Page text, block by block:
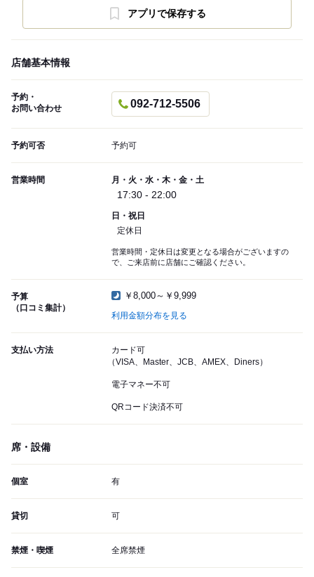
アプリで保存する
店舗基本情報
予約・
お問い合わせ
092-712-5506
予約可否 予約可
営業時間 月・火・水・木・金・土
17:30 - 22:00
日・祝日
定休日
営業時間・定休日は変更となる場合がございますの
で、ご来店前に店舗にご確認ください。
予算
（口コミ集計）
￥8,000～￥9,999
利用金額分布を見る
支払い方法
カード可
（VISA、Master、JCB、AMEX、Diners）
電子マネー不可
QRコード決済不可
席・設備
個室 有
貸切 可
禁煙・喫煙 全席禁煙